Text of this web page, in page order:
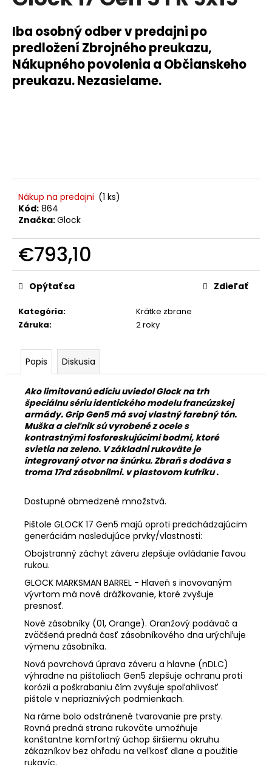
z
5
hviezdičiek.
Iba osobný odber v predajni po
predložení Zbrojného preukazu,
Nákupného povolenia a Občianskeho
preukazu. Nezasielame.
Nákup na predajni (1 ks)
Kód: 864
Značka:Glock
€793,10
Jednotková
cena:
Kategória:
Krátke zbrane
Záruka: 2 roky
Opýtať sa Zdieľať
Popis Diskusia
Ako limitovanú edíciu uviedol Glock na trh
špeciálnu sériu identického modelu francúzskej
armády. Grip Gen5 má svoj vlastný farebný tón.
Muška a cieľnik sú vyrobené z ocele s
kontrastnými fosforeskujúcimi bodmi, ktoré
svietia na zeleno. V základni rukoväte je
integrovaný otvor na šnúrku. Zbraň s dodáva s
troma 17rd zásobnílmi. v plastovom kufríku .
Dostupné obmedzené množstvá.
Pištole GLOCK 17 Gen5 majú oproti predchádzajúcim
generáciám nasledujúce prvky/vlastnosti:
Obojstranný záchyt záveru zlepšuje ovládanie ľavou
rukou.
GLOCK MARKSMAN BARREL - Hlaveň s inovovaným
vývrtom má nové drážkovanie, ktoré zvyšuje
presnosť.
Nové zásobníky (01, Orange). Oranžový podávač a
zväčšená predná časť zásobníkového dna urýchľuje
výmenu zásobníka.
Nová povrchová úprava záveru a hlavne (nDLC)
výhradne na pištoliach Gen5 zlepšuje ochranu proti
korózii a poškrabaniu čím zvyšuje spoľahlivosť
pištole v nepriaznivých podmienkach.
Na ráme bolo odstránené tvarovanie pre prsty.
Rovná predná strana rukoväte umožňuje
konštantne komfortný úchop širšiemu okruhu
zákazníkov bez ohľadu na veľkosť dlane a použitie
rukavíc.
j
s
ť
?
O
d
p
o
ú
č
a
e
ACHERON
TLMIČ
APS
9MM
FDE
ZÁVIT
M13.5
€709,67